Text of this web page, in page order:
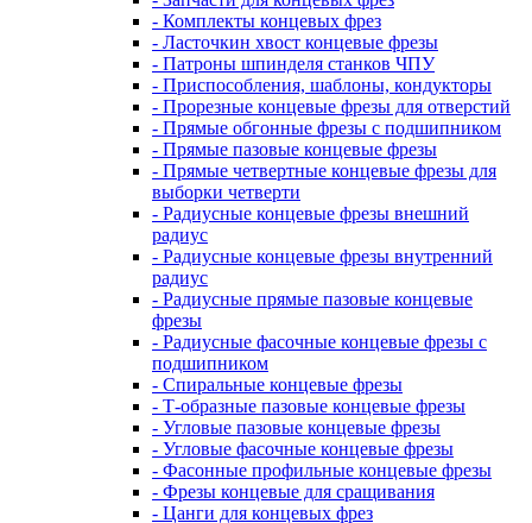
- Комплекты концевых фрез
- Ласточкин хвост концевые фрезы
- Патроны шпинделя станков ЧПУ
- Приспособления, шаблоны, кондукторы
- Прорезные концевые фрезы для отверстий
- Прямые обгонные фрезы с подшипником
- Прямые пазовые концевые фрезы
- Прямые четвертные концевые фрезы для
выборки четверти
- Радиусные концевые фрезы внешний
радиус
- Радиусные концевые фрезы внутренний
радиус
- Радиусные прямые пазовые концевые
фрезы
- Радиусные фасочные концевые фрезы с
подшипником
- Спиральные концевые фрезы
- Т-образные пазовые концевые фрезы
- Угловые пазовые концевые фрезы
- Угловые фасочные концевые фрезы
- Фасонные профильные концевые фрезы
- Фрезы концевые для сращивания
- Цанги для концевых фрез